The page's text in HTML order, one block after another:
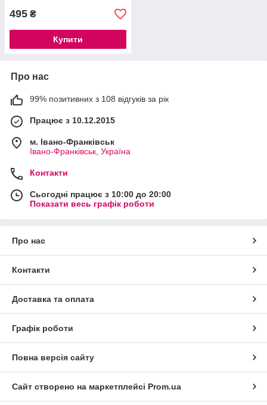
495 ₴
Купити
Про нас
99% позитивних з 108 відгуків за рік
Працює з 10.12.2015
м. Івано-Франківськ
Івано-Франківськ, Україна
Контакти
Сьогодні працює з 10:00 до 20:00
Показати весь графік роботи
Про нас
Контакти
Доставка та оплата
Графік роботи
Повна версія сайту
Сайт створено на маркетплейсі Prom.ua